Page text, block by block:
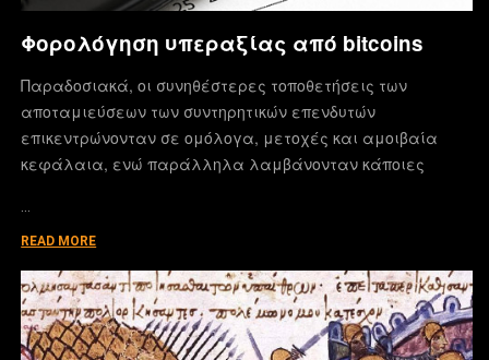
Φορολόγηση υπεραξίας από bitcoins
Παραδοσιακά, οι συνηθέστερες τοποθετήσεις των
αποταμιεύσεων των συντηρητικών επενδυτών
επικεντρώνονταν σε ομόλογα, μετοχές και αμοιβαία
κεφάλαια, ενώ παράλληλα λαμβάνονταν κάποιες
…
READ MORE